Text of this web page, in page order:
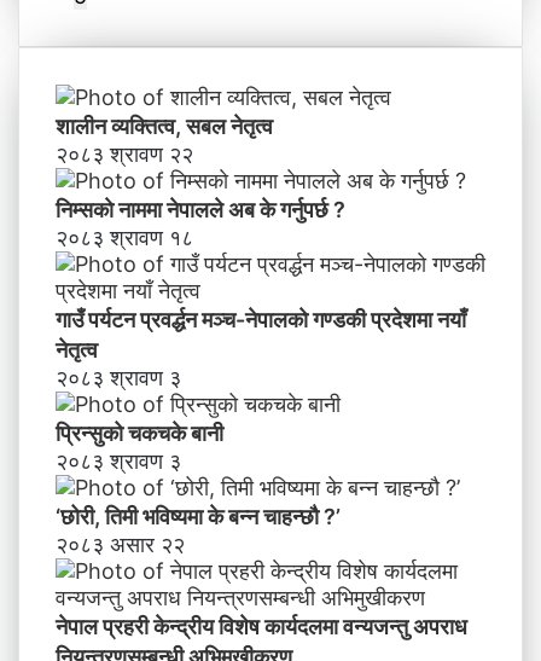
शालीन व्यक्तित्व, सबल नेतृत्व
२०८३ श्रावण २२
निम्सकाे नाममा नेपालले अब के गर्नुपर्छ ?
२०८३ श्रावण १८
गाउँ पर्यटन प्रवर्द्धन मञ्च-नेपालकाे गण्डकी प्रदेशमा नयाँ
नेतृत्व
२०८३ श्रावण ३
प्रिन्सुको चकचके बानी
२०८३ श्रावण ३
‘छोरी, तिमी भविष्यमा के बन्न चाहन्छौ ?’
२०८३ असार २२
नेपाल प्रहरी केन्द्रीय विशेष कार्यदलमा वन्यजन्तु अपराध